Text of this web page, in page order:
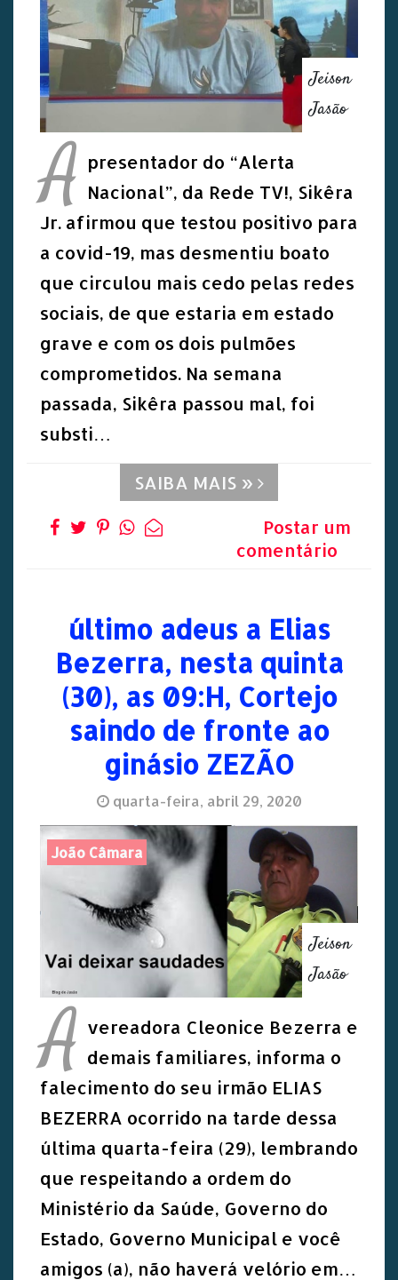
Jeison
Jasão
A presentador do “Alerta
Nacional”, da Rede TV!, Sikêra
Jr. afirmou que testou positivo para
a covid-19, mas desmentiu boato
que circulou mais cedo pelas redes
sociais, de que estaria em estado
grave e com os dois pulmões
comprometidos. Na semana
passada, Sikêra passou mal, foi
substi…
SAIBA MAIS »
Postar um
comentário
último adeus a Elias
Bezerra, nesta quinta
(30), as 09:H, Cortejo
saindo de fronte ao
ginásio ZEZÃO
quarta-feira, abril 29, 2020
João Câmara
Jeison
Jasão
A vereadora Cleonice Bezerra e
demais familiares, informa o
falecimento do seu irmão ELIAS
BEZERRA ocorrido na tarde dessa
última quarta-feira (29), lembrando
que respeitando a ordem do
Ministério da Saúde, Governo do
Estado, Governo Municipal e você
amigos (a), não haverá velório em…